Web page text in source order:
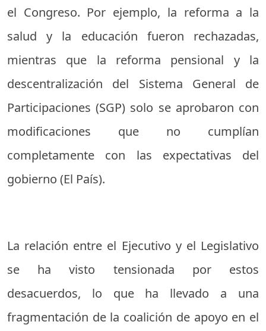
el Congreso. Por ejemplo, la reforma a la
salud y la educación fueron rechazadas,
mientras que la reforma pensional y la
descentralización del Sistema General de
Participaciones (SGP) solo se aprobaron con
modificaciones que no cumplían
completamente con las expectativas del
gobierno (El País).
La relación entre el Ejecutivo y el Legislativo
se ha visto tensionada por estos
desacuerdos, lo que ha llevado a una
fragmentación de la coalición de apoyo en el